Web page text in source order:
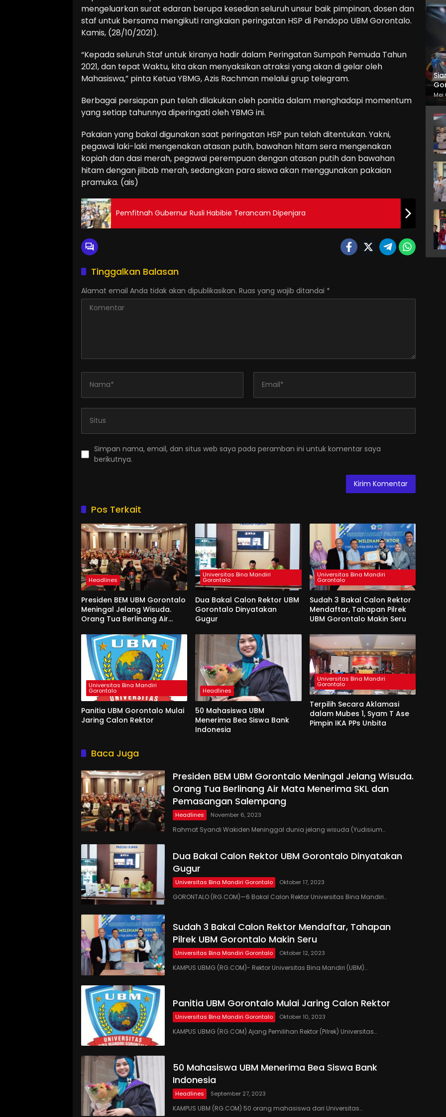
mengeluarkan surat edaran berupa kesedian seluruh unsur baik pimpinan, dosen dan
staf untuk bersama mengikuti rangkaian peringatan HSP di Pendopo UBM Gorontalo.
Kamis, (28/10/2021).
“Kepada seluruh Staf untuk kiranya hadir dalam Peringatan Sumpah Pemuda Tahun
2021, dan tepat Waktu, kita akan menyaksikan atraksi yang akan di gelar oleh
Mahasiswa,” pinta Ketua YBMG, Azis Rachman melalui grup telegram.
Berbagai persiapan pun telah dilakukan oleh panitia dalam menghadapi momentum
yang setiap tahunnya diperingati oleh YBMG ini.
Pakaian yang bakal digunakan saat peringatan HSP pun telah ditentukan. Yakni,
pegawai laki-laki mengenakan atasan putih, bawahan hitam sera mengenakan
kopiah dan dasi merah, pegawai perempuan dengan atasan putih dan bawahan
hitam dengan jilbab merah, sedangkan para siswa akan menggunakan pakaian
pramuka. (ais)
Pemfitnah Gubernur Rusli Habibie Terancam Dipenjara
Tinggalkan Balasan
Alamat email Anda tidak akan dipublikasikan. Ruas yang wajib ditandai *
Simpan nama, email, dan situs web saya pada peramban ini untuk komentar saya
berikutnya.
Pos Terkait
Headlines
Presiden BEM UBM Gorontalo
Meningal Jelang Wisuda.
Orang Tua Berlinang Air
Pemasangan Salempang
Universitas Bina Mandiri
Gorontalo
Dua Bakal Calon Rektor UBM
Gorontalo Dinyatakan
Gugur
Universitas Bina Mandiri
Gorontalo
Sudah 3 Bakal Calon Rektor
Mendaftar, Tahapan Pilrek
UBM Gorontalo Makin Seru
Universitas Bina Mandiri
Gorontalo
Panitia UBM Gorontalo Mulai
Jaring Calon Rektor
Headlines
50 Mahasiswa UBM
Menerima Bea Siswa Bank
Indonesia
Universitas Bina Mandiri
Gorontalo
Terpilih Secara Aklamasi
dalam Mubes 1, Syam T Ase
Pimpin IKA PPs Unbita
Baca Juga
Presiden BEM UBM Gorontalo Meningal Jelang Wisuda.
Orang Tua Berlinang Air Mata Menerima SKL dan
Pemasangan Salempang
Headlines November 6, 2023
Rahmat Syandi Wakiden Meninggal dunia jelang wisuda (Yudisium…
Dua Bakal Calon Rektor UBM Gorontalo Dinyatakan
Gugur
Universitas Bina Mandiri Gorontalo Oktober 17, 2023
GORONTALO (RG.COM)—6 Bakal Calon Rektor Universitas Bina Mandiri…
Sudah 3 Bakal Calon Rektor Mendaftar, Tahapan
Pilrek UBM Gorontalo Makin Seru
Universitas Bina Mandiri Gorontalo Oktober 12, 2023
KAMPUS UBMG (RG.COM)- Rektor Universitas Bina Mandiri (UBM)…
Panitia UBM Gorontalo Mulai Jaring Calon Rektor
Universitas Bina Mandiri Gorontalo Oktober 10, 2023
KAMPUS UBMG (RG.COM) Ajang Pemilihan Rektor (Pilrek) Universitas…
50 Mahasiswa UBM Menerima Bea Siswa Bank
Indonesia
Headlines September 27, 2023
KAMPUS UBM (RG.COM) 50 orang mahasiswa dari Universitas…
Mei